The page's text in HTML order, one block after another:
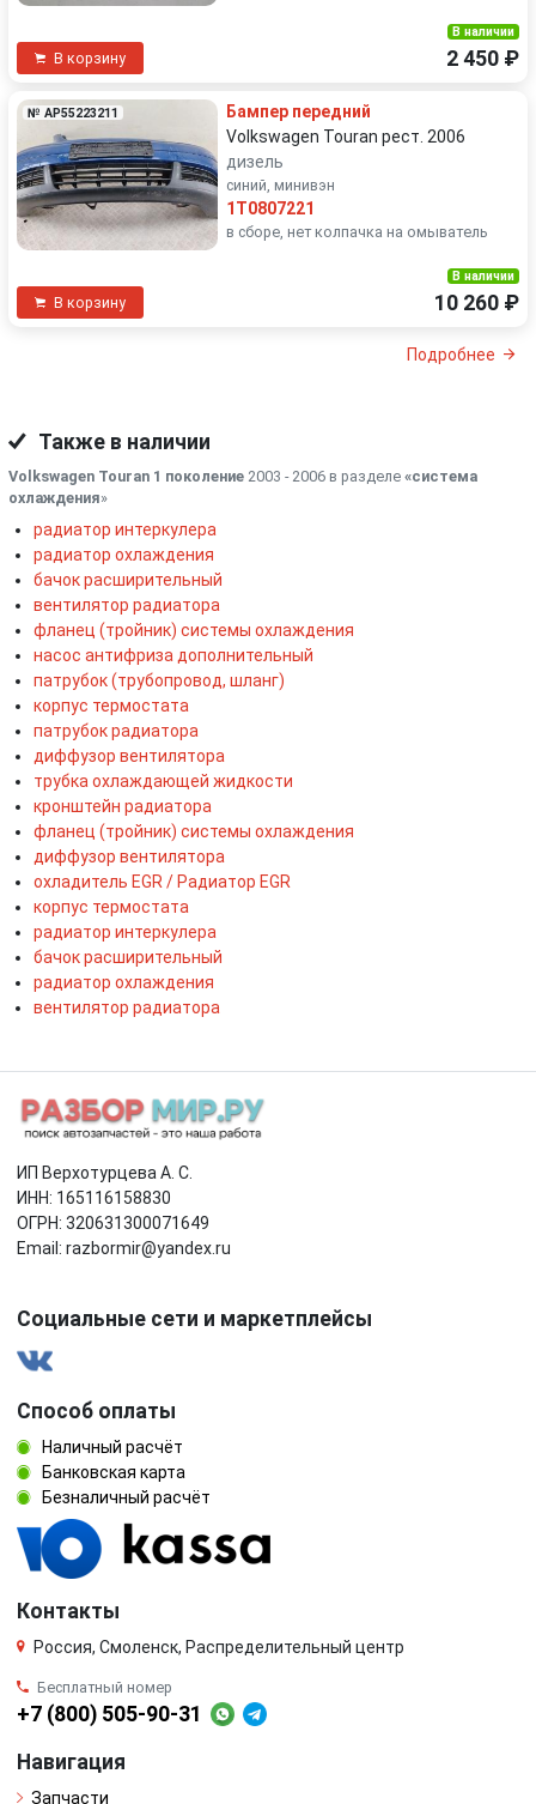
В корзину
В наличии
2 450 ₽
№ AP55223211
Бампер передний
Volkswagen Touran рест. 2006
дизель
синий, минивэн
1T0807221
в сборе, нет колпачка на омыватель
В корзину
В наличии
10 260 ₽
Подробнее
Также в наличии
Volkswagen Touran 1 поколение 2003 - 2006 в разделе «система
охлаждения»
радиатор интеркулера
радиатор охлаждения
бачок расширительный
вентилятор радиатора
фланец (тройник) системы охлаждения
насос антифриза дополнительный
патрубок (трубопровод, шланг)
корпус термостата
патрубок радиатора
диффузор вентилятора
трубка охлаждающей жидкости
кронштейн радиатора
фланец (тройник) системы охлаждения
диффузор вентилятора
охладитель EGR / Радиатор EGR
корпус термостата
радиатор интеркулера
бачок расширительный
радиатор охлаждения
вентилятор радиатора
ИП Верхотурцева А. С.
ИНН: 165116158830
ОГРН: 320631300071649
Email: razbormir@yandex.ru
Социальные сети и маркетплейсы
Способ оплаты
Наличный расчёт
Банковская карта
Безналичный расчёт
Контакты
Россия, Смоленск, Распределительный центр
Бесплатный номер
+7 (800) 505-90-31
Навигация
Запчасти